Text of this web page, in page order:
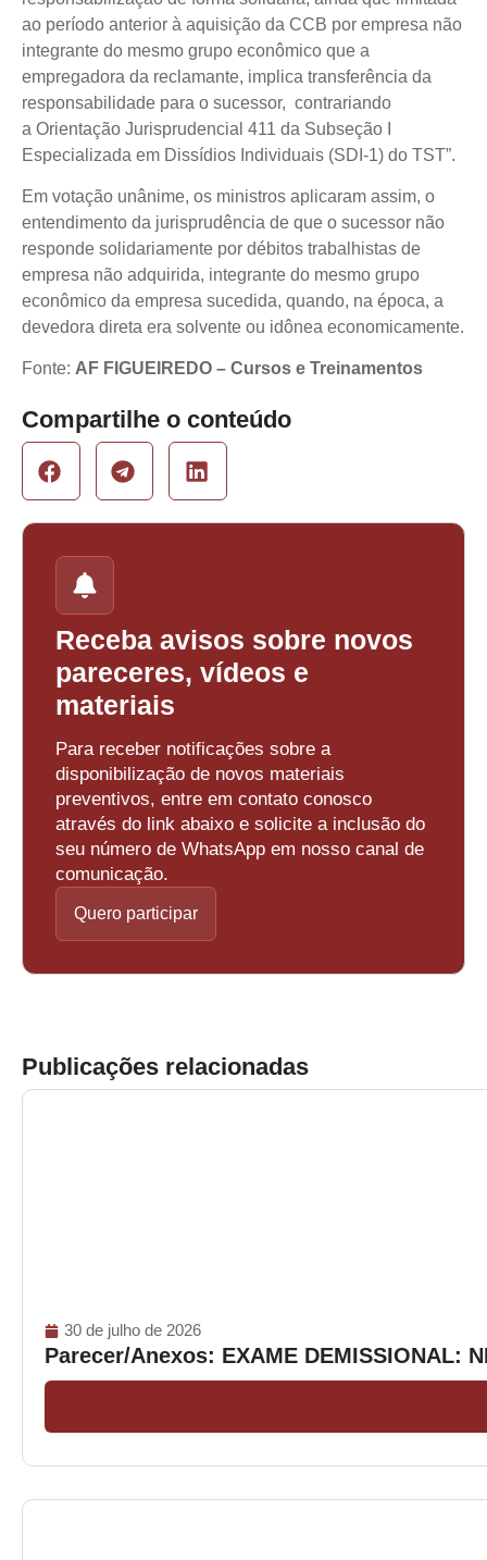
ao período anterior à aquisição da CCB por empresa não
integrante do mesmo grupo econômico que a
empregadora da reclamante, implica transferência da
responsabilidade para o sucessor, contrariando
a Orientação Jurisprudencial 411 da Subseção I
Especializada em Dissídios Individuais (SDI-1) do TST”.
Em votação unânime, os ministros aplicaram assim, o
entendimento da jurisprudência de que o sucessor não
responde solidariamente por débitos trabalhistas de
empresa não adquirida, integrante do mesmo grupo
econômico da empresa sucedida, quando, na época, a
devedora direta era solvente ou idônea economicamente.
Fonte: AF FIGUEIREDO – Cursos e Treinamentos
Compartilhe o conteúdo
Receba avisos sobre novos
pareceres, vídeos e
materiais
Para receber notificações sobre a
disponibilização de novos materiais
preventivos, entre em contato conosco
através do link abaixo e solicite a inclusão do
seu número de WhatsApp em nosso canal de
comunicação.
Quero participar
Publicações relacionadas
30 de julho de 2026
Parecer/Anexos: EXAME DEMISSIONAL: